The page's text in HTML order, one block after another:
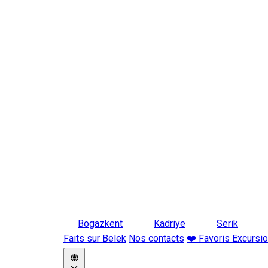
Bogazkent Kadriye
Serik
Faits sur Belek Nos contacts ❤️ Favoris